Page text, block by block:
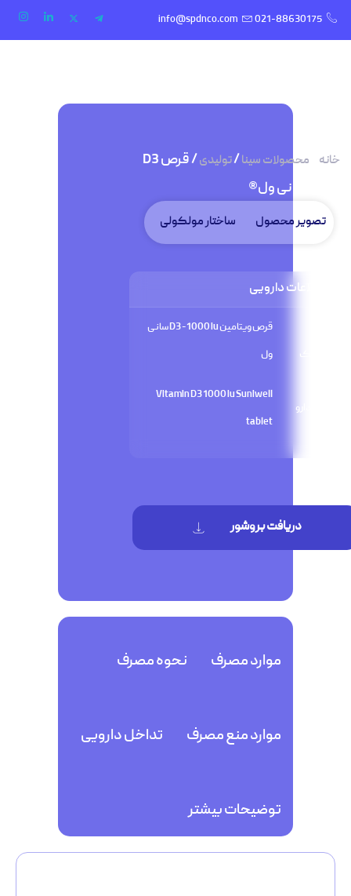
021-88630175
info@spdnco.com
خانه محصولات سینا/تولیدی
/ قرص D3
تصویر محصول ساختار مولکولی
اطلاعات دارویی
قرص ویتامین D3 -1000 iu سانی
ول
نام دارو
Vitamin D3 1000 iu Suniwell
tablet
دریافت بروشور
موارد مصرف نحوه مصرف
موارد منع مصرف تداخل دارویی
توضیحات بیشتر